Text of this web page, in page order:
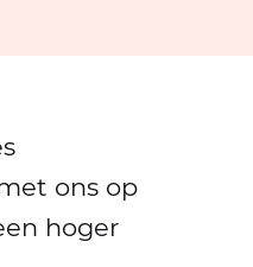
ons op
hoger